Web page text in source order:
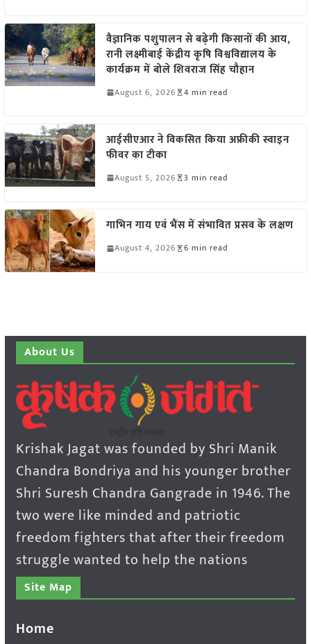
वैज्ञानिक पशुपालन से बढ़ेगी किसानों की आय,
रानी लक्ष्मीबाई केंद्रीय कृषि विश्वविद्यालय के
कार्यक्रम में बोले शिवराज सिंह चौहान
August 6, 2026 4 min read
आईसीएआर ने विकसित किया अफ्रीकी स्वाइन
फीवर का टीका
August 5, 2026 3 min read
गाभिन गाय एवं भैंस में संभावित प्रसव के लक्षण
August 4, 2026 6 min read
About Us
Krishak Jagat was founded by Shri Manik
Chandra Bondriya and his younger brother
Shri Suresh Chandra Gangrade in 1946. The
two were like minded and patriotic
freedom fighters that after their freedom
struggle wanted to help the nations
Site Map
Home